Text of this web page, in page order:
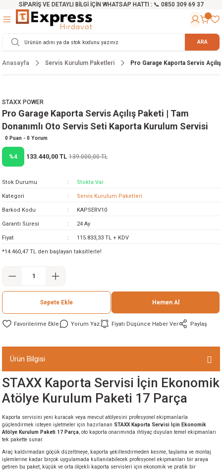
SİPARİŞ VE DETAYLI BİLGİ İÇİN WHATSAP HATTI : 📞 0850 309 69 37
Geri Dön
Geri Dön
Testereler
Makinesi
Testereler
Geri Dön
Cihazları
Geri Dön
Geri Dön
Geri Dön
Geri Dön
Mikser
Geri Dön
Geri Dön
Geri Dön
Geri Dön
ve Arabalar
Geri Dön
Malzemeleri ARA
Anasayfa Servis Kurulum Paketleri Pro Garage Kaporta Servis
STAXX POWER
Pro Garage Kaporta Servis Açılış Paketi | Tam
Donanımlı Oto Servis Seti Kaporta Kurulum Servisi
0 Puan - 0 Yorum
%4 133.440,00 TL 139.000,00 TL
Stok Durumu Stokta Var
Kategori Servis Kurulum Paketleri
Barkod Kodu KAPSERV10
Garanti Süresi 24 Ay
Fiyat 115.833,33 TL + KDV
*14.460,47 TL den başlayan taksitlerle!
Sepete Ekle Hemen Al
Yorum Yaz Fiyatı Düşünce Haber Ver Paylaş
Ürün Bilgisi
STAXX Kaporta Servisi İçin Ekonomik
Atölye Kurulum Paketi 17 Parça
Kaporta servisini yeni kuracak veya mevcut atölyesini profesyonel ekipmanlarla
güçlendirmek isteyen işletmeler için hazırlanan STAXX Kaporta Servisi İçin Ekonomik
Atölye Kurulum Paketi 17 Parça , oto kaporta onarımında ihtiyaç duyulan temel ekipmanları
tek pakette sunar.
Araç kaldırmadan göçük düzeltmeye, kaporta şekillendirmeden kesme, taşlama ve montaj
işlemlerine kadar birçok uygulamada kullanılabilecek profesyonel ekipmanları bir araya
getiren bu paket, küçük ve orta ölçekli kaporta servisleri için ekonomik ve pratik bir